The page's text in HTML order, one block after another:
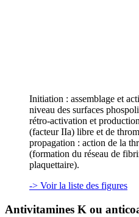
Initiation : assemblage et
niveau des surfaces
rétro-activation et
(facteur IIa) libre et de
propagation : action de la
(formation du réseau de
plaquettaire).
-> Voir la liste des figures
Antivitamines K ou